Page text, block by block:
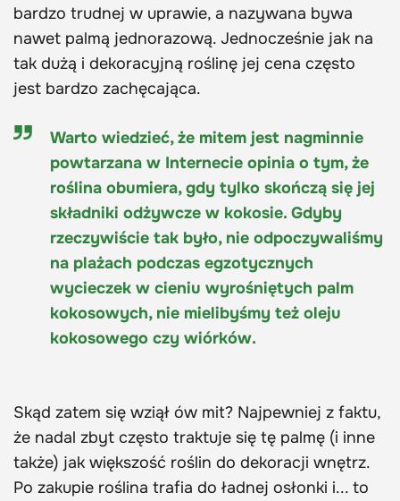
bardzo trudnej w uprawie, a nazywana bywa
nawet palmą jednorazową. Jednocześnie jak na
tak dużą i dekoracyjną roślinę jej cena często
jest bardzo zachęcająca.
Warto wiedzieć, że mitem jest nagminnie
powtarzana w Internecie opinia o tym, że
roślina obumiera, gdy tylko skończą się jej
składniki odżywcze w kokosie. Gdyby
rzeczywiście tak było, nie odpoczywaliśmy
na plażach podczas egzotycznych
wycieczek w cieniu wyrośniętych palm
kokosowych, nie mielibyśmy też oleju
kokosowego czy wiórków.
Skąd zatem się wziął ów mit? Najpewniej z faktu,
że nadal zbyt często traktuje się tę palmę (i inne
także) jak większość roślin do dekoracji wnętrz.
Po zakupie roślina trafia do ładnej osłonki i... to